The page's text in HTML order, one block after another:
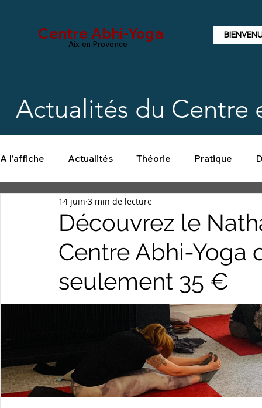
Centre Abhi-Yoga
Aix en Provence
Actualités du Centre
A l'affiche Actualités Théorie Pratique
Découvrez le
Centre Abhi-Yoga
seulement 35 €
14 juin 3 min de lecture